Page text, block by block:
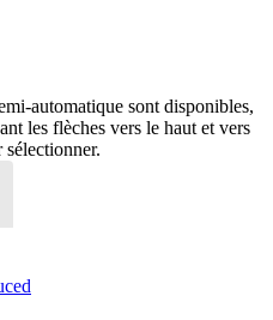
automatique sont disponibles,
les flèches vers le haut et vers